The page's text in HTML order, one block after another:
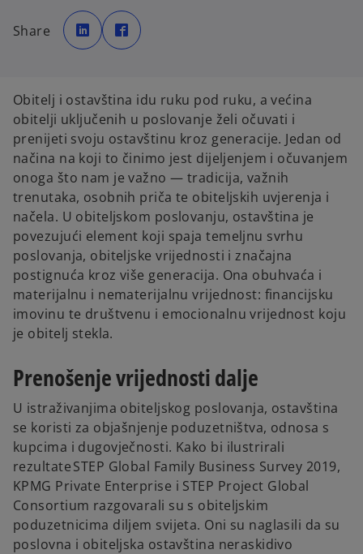
Share
o
p
e
n
n
e
t
b
p
e
n
e
t
a
b
Obitelj i ostavština idu ruku pod ruku, a većina
obitelji uključenih u poslovanje želi očuvati i
prenijeti svoju ostavštinu kroz generacije. Jedan od
načina na koji to činimo jest dijeljenjem i očuvanjem
onoga što nam je važno — tradicija, važnih
trenutaka, osobnih priča te obiteljskih uvjerenja i
načela. U obiteljskom poslovanju, ostavština je
povezujući element koji spaja temeljnu svrhu
poslovanja, obiteljske vrijednosti i značajna
postignuća kroz više generacija. Ona obuhvaća i
materijalnu i nematerijalnu vrijednost: financijsku
imovinu te društvenu i emocionalnu vrijednost koju
je obitelj stekla.
Prenošenje vrijednosti dalje
U istraživanjima obiteljskog poslovanja, ostavština
se koristi za objašnjenje poduzetništva, odnosa s
kupcima i dugovječnosti. Kako bi ilustrirali
rezultate STEP Global Family Business Survey 2019,
KPMG Private Enterprise i STEP Project Global
Consortium razgovarali su s obiteljskim
poduzetnicima diljem svijeta. Oni su naglasili da su
poslovna i obiteljska ostavština neraskidivo